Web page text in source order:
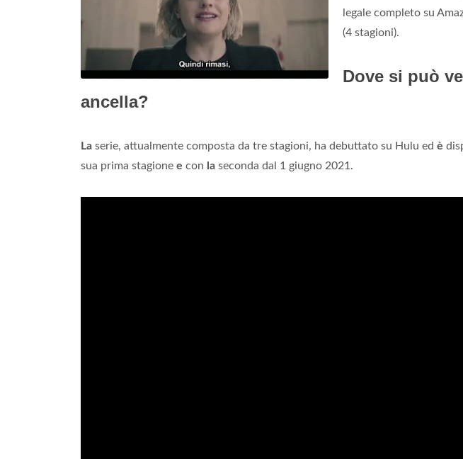
legale completo su
(4 stagioni).
Dove si può
ancella?
La serie, attualmente composta da tre stagioni, ha debuttato su Hulu ed è
sua prima stagione e con la seconda dal 1 giugno 2021.